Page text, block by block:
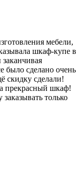
мебели,
шкаф-купе в
было сделано очень
скидку сделали!
прекрасный шкаф!
только